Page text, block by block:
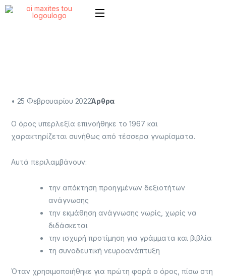
• 25 Φεβρουαρίου 2022Άρθρα
Ο όρος υπερλεξία επινοήθηκε το 1967 και
χαρακτηρίζεται συνήθως από τέσσερα γνωρίσματα.
Αυτά περιλαμβάνουν:
την απόκτηση προηγμένων δεξιοτήτων
ανάγνωσης
την εκμάθηση ανάγνωσης νωρίς, χωρίς να
διδάσκεται
την ισχυρή προτίμηση για γράμματα και βιβλία
τη συνοδευτική νευροανάπτυξη
Όταν χρησιμοποιήθηκε για πρώτη φορά ο όρος, πίσω στη